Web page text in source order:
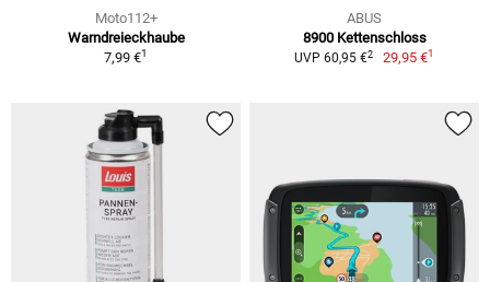
Moto112+
Warndreieckhaube
7,99 €1
ABUS
8900 Kettenschloss
UVP 60,95 €2 29,95 €1